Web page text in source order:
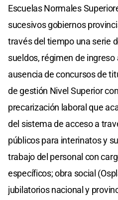
Escuelas Normales
sucesivos gobiernos
través del tiempo una serie
sueldos, régimen de
ausencia de concursos de
de gestión Nivel Superior
precarización laboral que
del sistema de acceso a
públicos para interinatos y
trabajo del personal con
específicos; obra social
jubilatorios nacional y